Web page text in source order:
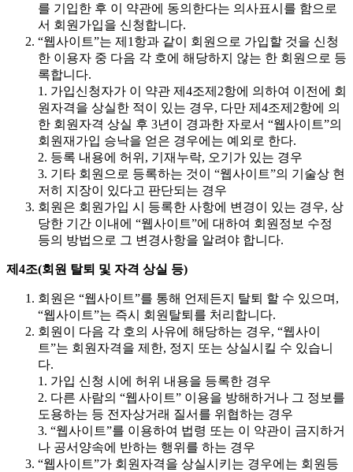
를 기입한 후 이 약관에 동의한다는 의사표시를 함으로
서 회원가입을 신청합니다.
“웹사이트”는 제1항과 같이 회원으로 가입할 것을 신청
한 이용자 중 다음 각 호에 해당하지 않는 한 회원으로 등
록합니다.
1. 가입신청자가 이 약관 제4조제2항에 의하여 이전에 회
원자격을 상실한 적이 있는 경우, 다만 제4조제2항에 의
한 회원자격 상실 후 3년이 경과한 자로서 “웹사이트”의
회원재가입 승낙을 얻은 경우에는 예외로 한다.
2. 등록 내용에 허위, 기재누락, 오기가 있는 경우
3. 기타 회원으로 등록하는 것이 “웹사이트”의 기술상 현
저히 지장이 있다고 판단되는 경우
회원은 회원가입 시 등록한 사항에 변경이 있는 경우, 상
당한 기간 이내에 “웹사이트”에 대하여 회원정보 수정
등의 방법으로 그 변경사항을 알려야 합니다.
제4조(회원 탈퇴 및 자격 상실 등)
회원은 “웹사이트”를 통해 언제든지 탈퇴 할 수 있으며,
“웹사이트”는 즉시 회원탈퇴를 처리합니다.
회원이 다음 각 호의 사유에 해당하는 경우, “웹사이
트”는 회원자격을 제한, 정지 또는 상실시킬 수 있습니
다.
1. 가입 신청 시에 허위 내용을 등록한 경우
2. 다른 사람의 “웹사이트” 이용을 방해하거나 그 정보를
도용하는 등 전자상거래 질서를 위협하는 경우
3. “웹사이트”를 이용하여 법령 또는 이 약관이 금지하거
나 공서양속에 반하는 행위를 하는 경우
“웹사이트”가 회원자격을 상실시키는 경우에는 회원등